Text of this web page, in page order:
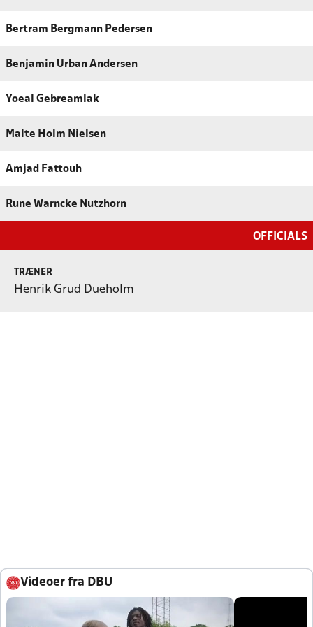
Bertram Bergmann Pedersen
Benjamin Urban Andersen
Yoeal Gebreamlak
Malte Holm Nielsen
Amjad Fattouh
Rune Warncke Nutzhorn
OFFICIALS
TRÆNER
Henrik Grud Dueholm
Videoer fra DBU